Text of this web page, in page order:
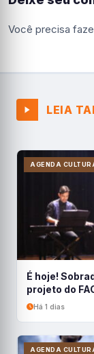
Você precisa
LEIA
AGENDA
É hoje!
projeto do
Há 1 dias
AGENDA